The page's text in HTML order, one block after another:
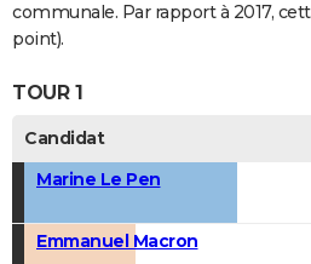
communale. Par rapport à 2017,
point).
TOUR 1
Candidat
Marine Le Pen
Emmanuel Macron